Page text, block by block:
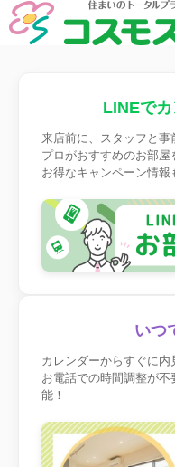
LINEで
来店前に、スタッフと事
プロがおすすめのお部屋
お得なキャンペーン情報
いつ
カレンダーからすぐに内
お電話での時間調整が
能！